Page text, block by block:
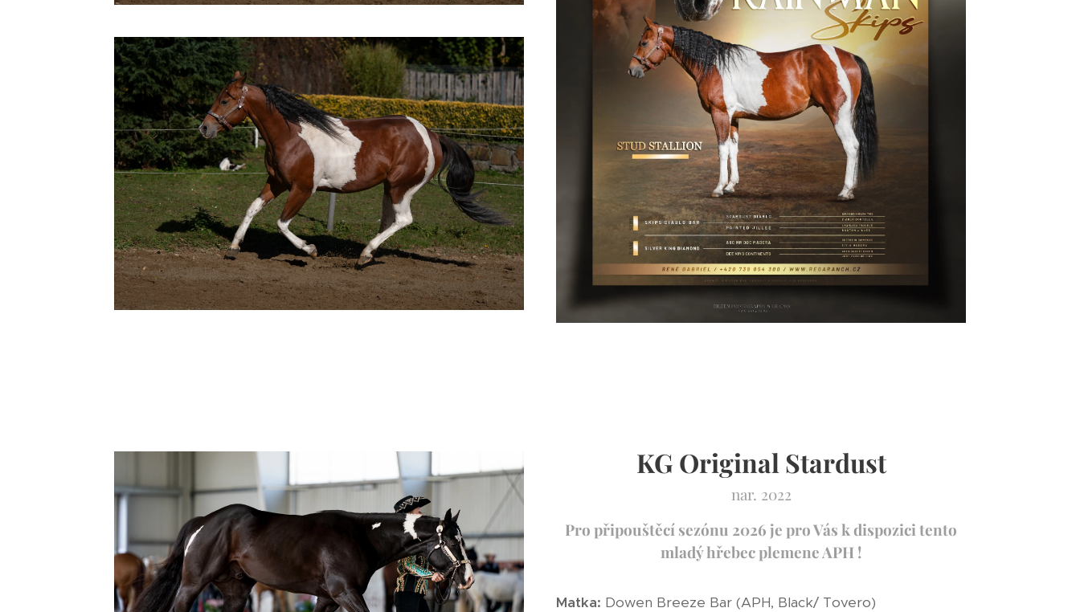
KG Original Stardust
nar. 2022
Pro připouštěcí sezónu 2026 je pro Vás k dispozici tento
mladý hřebec plemene APH !
Matka: Dowen Breeze Bar (APH, Black/ Tovero)